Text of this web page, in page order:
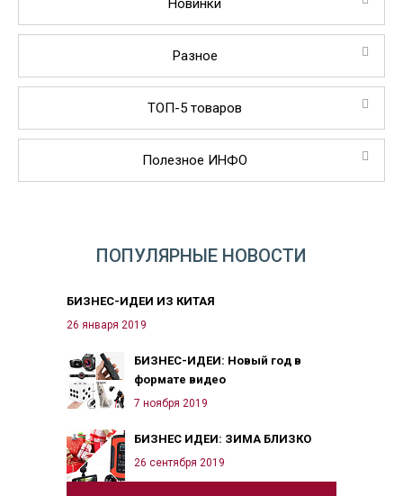
Новинки
Разное
ТОП-5 товаров
Полезное ИНФО
ПОПУЛЯРНЫЕ НОВОСТИ
БИЗНЕС-ИДЕИ ИЗ КИТАЯ
26 января 2019
БИЗНЕС-ИДЕИ: Новый год в
формате видео
7 ноября 2019
БИЗНЕС ИДЕИ: ЗИМА БЛИЗКО
26 сентября 2019